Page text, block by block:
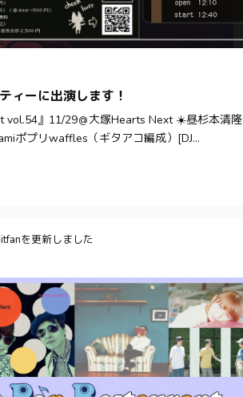
ィーに出演します！
vol.54』11/29＠大塚Hearts Next ☀️昼杉本清隆
ポプリwaffles（ギタアコ編成）[DJ...
を更新しました